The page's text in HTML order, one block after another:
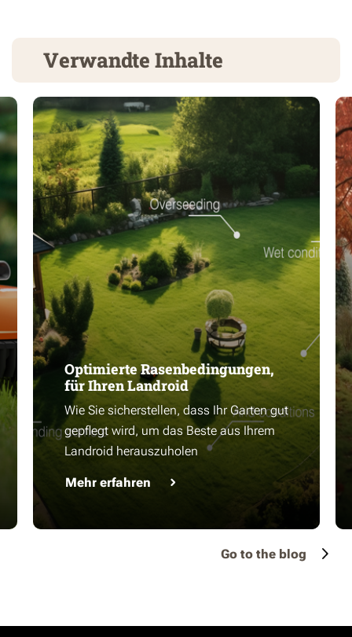
Verwandte Inhalte
Optimierte Rasenbedingungen,
für Ihren Landroid
Wie Sie sicherstellen, dass Ihr Garten gut
gepflegt wird, um das Beste aus Ihrem
Landroid herauszuholen
Mehr erfahren
Go to the blog